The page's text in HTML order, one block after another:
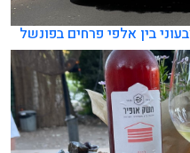
בין אלפי פרחים בפונשל